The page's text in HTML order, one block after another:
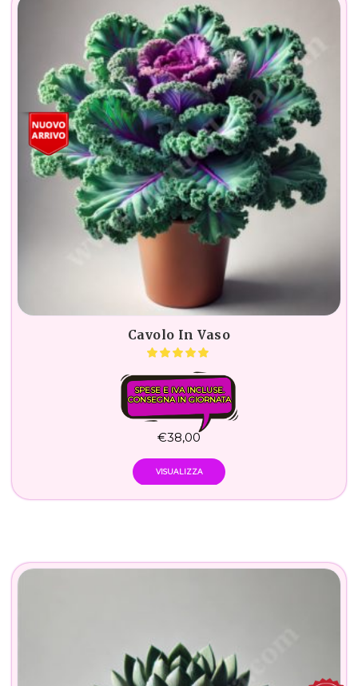
Cavolo In Vaso
SPESE E IVA INCLUSE.
CONSEGNA IN GIORNATA
€38,00
VISUALIZZA